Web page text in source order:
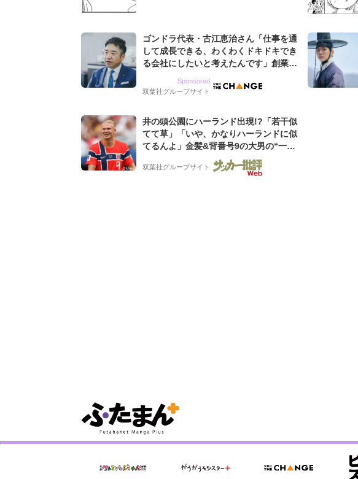
ゴンドラ代表・古江恵治さん「仕事を通
して成長できる、わくわくドキドキでき
る会社にしたいと考えたんです」創業来
グ会社のアイデンティティ
Sponsored
双葉社グループサイト
井の頭公園にハーランド出現!?「若干似
てて草」「いや、かなりハーランドに似
てるんよ」金髪&背番号9の大男の“一人
バイキング・ロー”映像が話題!「元気を
もらった」
双葉社グループサイト